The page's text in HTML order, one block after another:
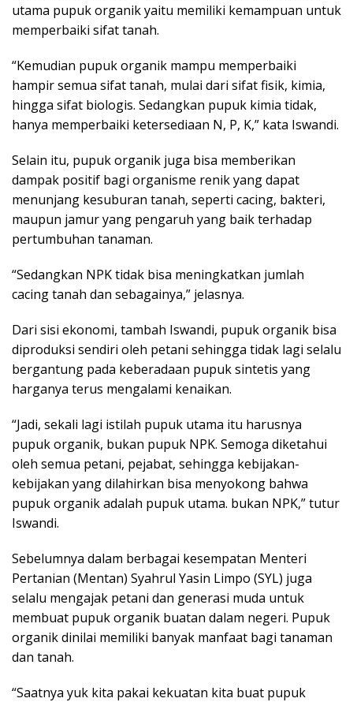
utama pupuk organik yaitu memiliki kemampuan untuk
memperbaiki sifat tanah.
“Kemudian pupuk organik mampu memperbaiki
hampir semua sifat tanah, mulai dari sifat fisik, kimia,
hingga sifat biologis. Sedangkan pupuk kimia tidak,
hanya memperbaiki ketersediaan N, P, K,” kata Iswandi.
Selain itu, pupuk organik juga bisa memberikan
dampak positif bagi organisme renik yang dapat
menunjang kesuburan tanah, seperti cacing, bakteri,
maupun jamur yang pengaruh yang baik terhadap
pertumbuhan tanaman.
“Sedangkan NPK tidak bisa meningkatkan jumlah
cacing tanah dan sebagainya,” jelasnya.
Dari sisi ekonomi, tambah Iswandi, pupuk organik bisa
diproduksi sendiri oleh petani sehingga tidak lagi selalu
bergantung pada keberadaan pupuk sintetis yang
harganya terus mengalami kenaikan.
“Jadi, sekali lagi istilah pupuk utama itu harusnya
pupuk organik, bukan pupuk NPK. Semoga diketahui
oleh semua petani, pejabat, sehingga kebijakan-
kebijakan yang dilahirkan bisa menyokong bahwa
pupuk organik adalah pupuk utama. bukan NPK,” tutur
Iswandi.
Sebelumnya dalam berbagai kesempatan Menteri
Pertanian (Mentan) Syahrul Yasin Limpo (SYL) juga
selalu mengajak petani dan generasi muda untuk
membuat pupuk organik buatan dalam negeri. Pupuk
organik dinilai memiliki banyak manfaat bagi tanaman
dan tanah.
“Saatnya yuk kita pakai kekuatan kita buat pupuk